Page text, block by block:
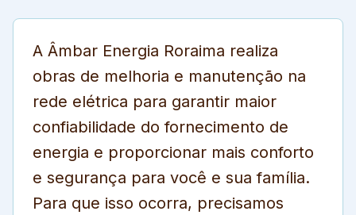
A Âmbar Energia Roraima realiza
obras de melhoria e manutenção na
rede elétrica para garantir maior
confiabilidade do fornecimento de
energia e proporcionar mais conforto
e segurança para você e sua família.
Para que isso ocorra, precisamos